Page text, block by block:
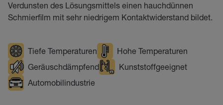
Verdunsten des Lösungsmittels einen hauchdünnen
Schmierfilm mit sehr niedrigem Kontaktwiderstand bildet.
Tiefe Temperaturen
Hohe Temperaturen
Geräuschdämpfend
Kunststoffgeeignet
Automobilindustrie